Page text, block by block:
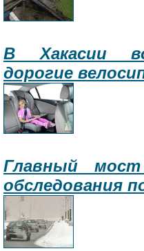
В Хакасии
дорогие
Главный
обследования